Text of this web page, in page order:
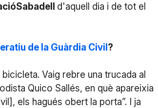
d'aquell dia i de tot el
de la Guàrdia Civil ?
Vaig rebre una trucada al
Quico Sallés, en què apareixia
els hagués obert la porta”. I ja